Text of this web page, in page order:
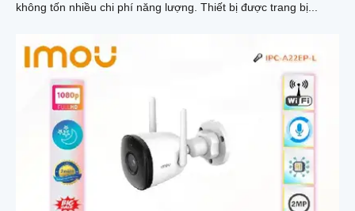
không tốn nhiều chi phí năng lượng. Thiết bị được trang bị...